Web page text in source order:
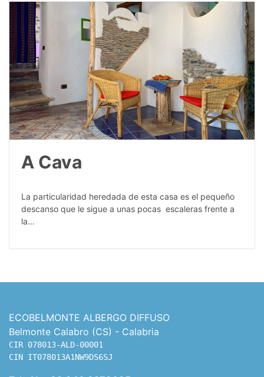
A Cava
La particularidad heredada de esta casa es el pequeño
descanso que le sigue a unas pocas escaleras frente a
la…
ECOBELMONTE ALBERGO DIFFUSO
Belmonte Calabro (CS) - Calabria
CIR 078013-ALD-00001
CIN IT078013A1NW9DS6SJ